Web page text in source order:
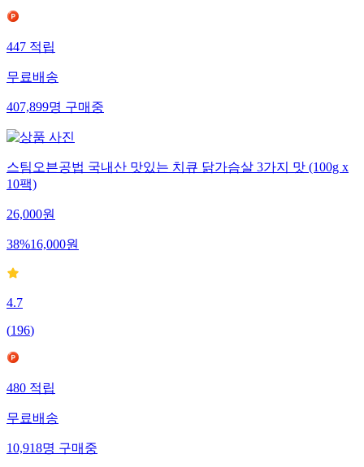
447적립
무료배송
407,899명구매중
스팀오븐공법 국내산 맛있는 치큐 닭가슴살 3가지 맛 (100g x
10팩)
26,000원
38%16,000원
4.7
(196)
480적립
무료배송
10,918명구매중